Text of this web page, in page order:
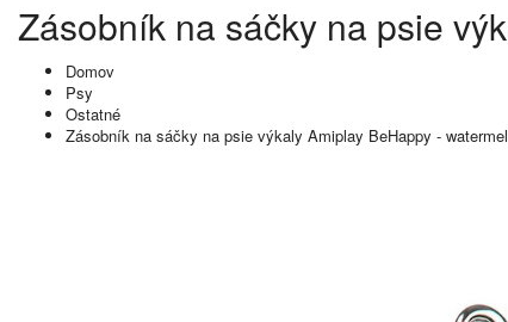
Zásobník na sáčky na psie
Domov
Psy
Ostatné
Zásobník na sáčky na psie výkaly Amiplay BeHappy -